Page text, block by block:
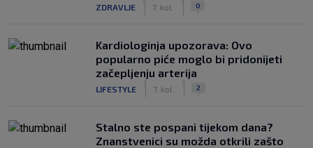
ZDRAVLJE 7. kol. 0
Kardiologinja upozorava: Ovo
popularno piće moglo bi pridonijeti
začepljenju arterija
LIFESTYLE 7. kol. 2
Stalno ste pospani tijekom dana?
Znanstvenici su možda otkrili zašto